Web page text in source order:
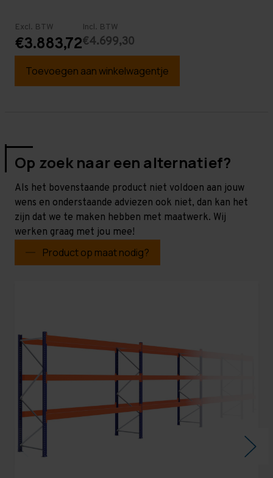
Excl. BTW
€3.883,72
Incl. BTW
€4.699,30
Toevoegen aan winkelwagentje
Op zoek naar een alternatief?
Als het bovenstaande product niet voldoen aan jouw
wens en onderstaande adviezen ook niet, dan kan het
zijn dat we te maken hebben met maatwerk. Wij
werken graag met jou mee!
Product op maat nodig?